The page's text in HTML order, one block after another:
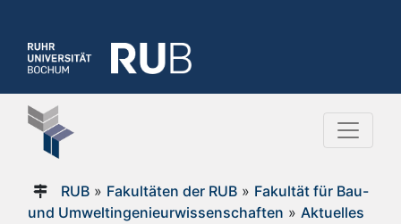
RUB» Fakultäten der RUB» Fakultät für Bau-
und Umweltingenieurwissenschaften » Aktuelles